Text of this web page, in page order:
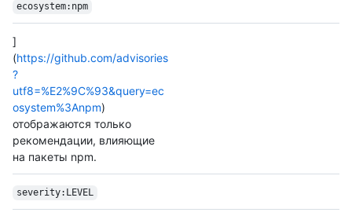
ecosystem:npm
]
(https://github.com/advisories
?
utf8=%E2%9C%93&query=ec
osystem%3Anpm)
отображаются только
рекомендации, влияющие
на пакеты npm.
severity:LEVEL